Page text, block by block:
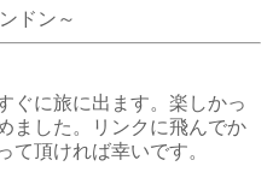
ドン～
ぐに旅に出ます。楽しかっ
ました。リンクに飛んでか
て頂ければ幸いです。